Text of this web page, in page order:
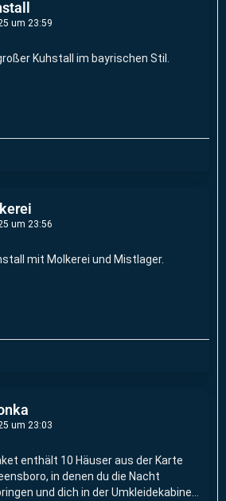
um 23:59
Kuhstall im bayrischen Stil.
um 23:56
mit Molkerei und Mistlager.
um 23:03
enthält 10 Häuser aus der Karte
in denen du die Nacht
und dich in der Umkleidekabine